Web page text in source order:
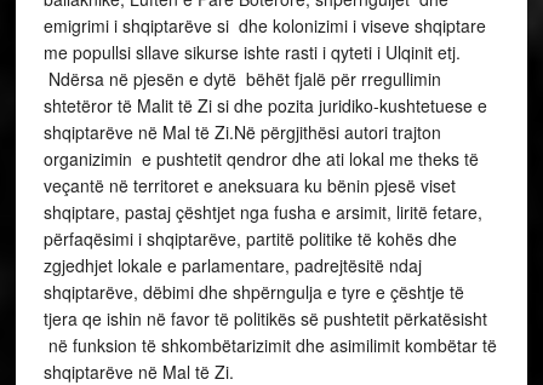
emigrimi i shqiptarëve si dhe kolonizimi i viseve shqiptare
me popullsi sllave sikurse ishte rasti i qyteti i Ulqinit etj.
Ndërsa në pjesën e dytë bëhët fjalë për rregullimin
shtetëror të Malit të Zi si dhe pozita juridiko-kushtetuese e
shqiptarëve në Mal të Zi.Në përgjithësi autori trajton
organizimin e pushtetit qendror dhe ati lokal me theks të
veçantë në territoret e aneksuara ku bënin pjesë viset
shqiptare, pastaj çështjet nga fusha e arsimit, liritë fetare,
përfaqësimi i shqiptarëve, partitë politike të kohës dhe
zgjedhjet lokale e parlamentare, padrejtësitë ndaj
shqiptarëve, dëbimi dhe shpërngulja e tyre e çështje të
tjera qe ishin në favor të politikës së pushtetit përkatësisht
në funksion të shkombëtarizimit dhe asimilimit kombëtar të
shqiptarëve në Mal të Zi.